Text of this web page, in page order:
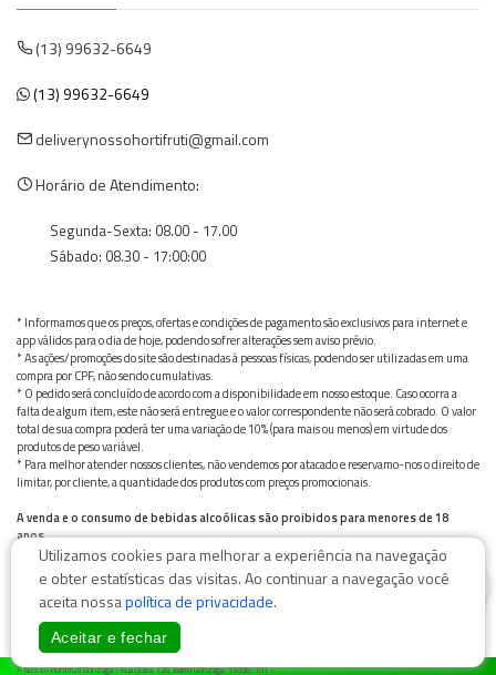
(13) 99632-6649
(13) 99632-6649
deliverynossohortifruti@gmail.com
Horário de Atendimento:
Segunda-Sexta: 08.00 - 17.00
Sábado: 08.30 - 17:00:00
* Informamos que os preços, ofertas e condições de pagamento são exclusivos para internet e
app válidos para o dia de hoje, podendo sofrer alterações sem aviso prévio.
* As ações/promoções do site são destinadas à pessoas físicas, podendo ser utilizadas em uma
compra por CPF, não sendo cumulativas.
* O pedido será concluído de acordo com a disponibilidade em nosso estoque. Caso ocorra a
falta de algum item, este não será entregue e o valor correspondente não será cobrado. O valor
total de sua compra poderá ter uma variação de 10% (para mais ou menos) em virtude dos
produtos de peso variável.
* Para melhor atender nossos clientes, não vendemos por atacado e reservamo-nos o direito de
limitar, por cliente, a quantidade dos produtos com preços promocionais.
A venda e o consumo de bebidas alcoólicas são proibidos para menores de 18
anos.
Bebida alcoólica pode causar dependência química e, em excesso, provoca graves males à saúde.
Beba com moderação
© Nosso Hortifruti Gonzaga / Rua Goiás 128, Bairro Gonzaga, 11050-101 -
Utilizamos cookies para melhorar a experiência na navegação
e obter estatísticas das visitas. Ao continuar a navegação você
aceita nossapolítica de privacidade.
Aceitar e fechar